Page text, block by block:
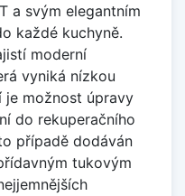
a svým elegantním
každé kuchyně.
moderní
vyniká nízkou
je možnost úpravy
do rekuperačního
případě dodáván
tukovým